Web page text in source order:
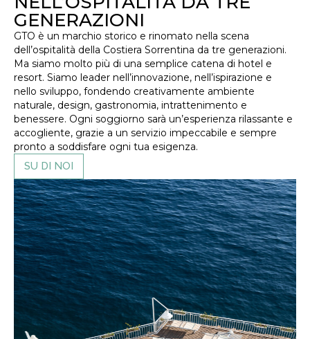
GENERAZIONI
GTO è un marchio storico e rinomato nella scena
dell’ospitalità della Costiera Sorrentina da tre generazioni.
Ma siamo molto più di una semplice catena di hotel e
resort. Siamo leader nell’innovazione, nell’ispirazione e
nello sviluppo, fondendo creativamente ambiente
naturale, design, gastronomia, intrattenimento e
benessere. Ogni soggiorno sarà un’esperienza rilassante e
accogliente, grazie a un servizio impeccabile e sempre
pronto a soddisfare ogni tua esigenza.
SU DI NOI